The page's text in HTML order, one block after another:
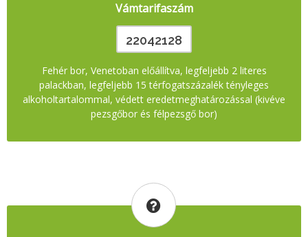
Vámtarifaszám
22042128
Fehér bor, Venetoban előállítva, legfeljebb 2 literes
palackban, legfeljebb 15 térfogatszázalék tényleges
alkoholtartalommal, védett eredetmeghatározással (kivéve
pezsgőbor és félpezsgő bor)